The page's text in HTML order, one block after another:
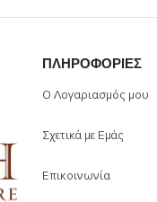
ΠΛΗΡΟΦΟΡΊΕΣ
Ο Λογαριασμός μου
Σχετικά με Εμάς
Επικοινωνία